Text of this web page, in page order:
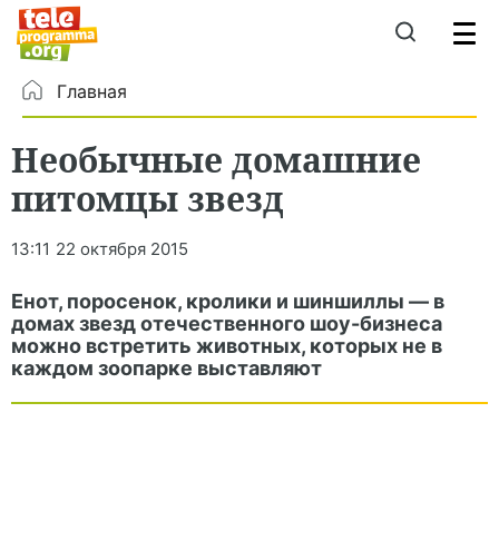
Главная
Необычные домашние
питомцы звезд
13:11 22 октября 2015
Енот, поросенок, кролики и шиншиллы — в
домах звезд отечественного шоу-бизнеса
можно встретить животных, которых не в
каждом зоопарке выставляют